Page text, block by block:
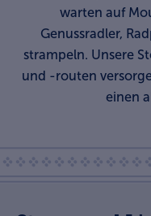
warten auf
Genussradler,
strampeln. Unsere
und -routen
einen